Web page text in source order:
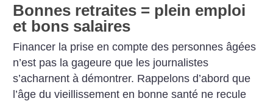
Bonnes retraites = plein emploi
et bons salaires
Financer la prise en compte des personnes âgées
n’est pas la gageure que les journalistes
s’acharnent à démontrer. Rappelons d’abord que
l’âge du vieillissement en bonne santé ne recule